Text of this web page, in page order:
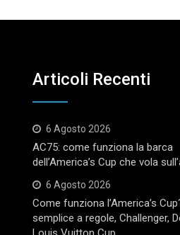
Articoli Recenti
6 Agosto 2026
AC75: come funziona la barca
dell’America’s Cup che vola
6 Agosto 2026
Come funziona l’America’s
semplice a regole, Challenger,